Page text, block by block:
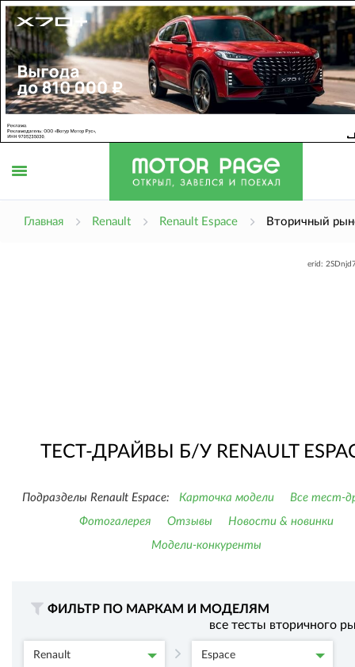
Главная Renault Renault Espace Вторичный
erid:
ТЕСТ-ДРАЙВЫ Б/У RENAULT
Подразделы Renault Espace: Карточка модели
Все тест-
Фотогалерея
Отзывы
Новости & новинки
Модели-конкуренты
ФИЛЬТР ПО МАРКАМ И МОДЕЛЯМ
все тесты вторичного
Renault Espace